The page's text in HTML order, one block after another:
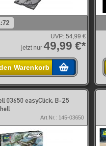
UVP: 54,99 €
jetzt nur 49,99 €*
Warenkorb
03650 easyClick: B-25
Art.Nr.: 145-03650